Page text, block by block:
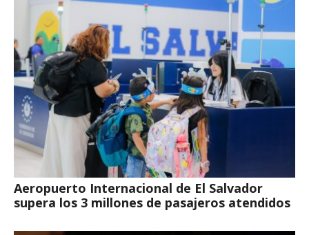
Aeropuerto Internacional de El Salvador
supera los 3 millones de pasajeros atendidos